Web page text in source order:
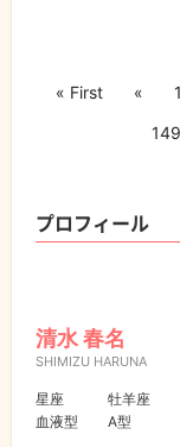
« First «
149
プロフィール
清水 春名
SHIMIZU HARUNA
星座
牡羊座
血液型
A型